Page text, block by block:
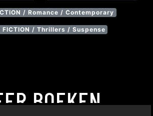
/ Romance / Contemporary
FICTION / Thrillers / Suspense
BOEKEN